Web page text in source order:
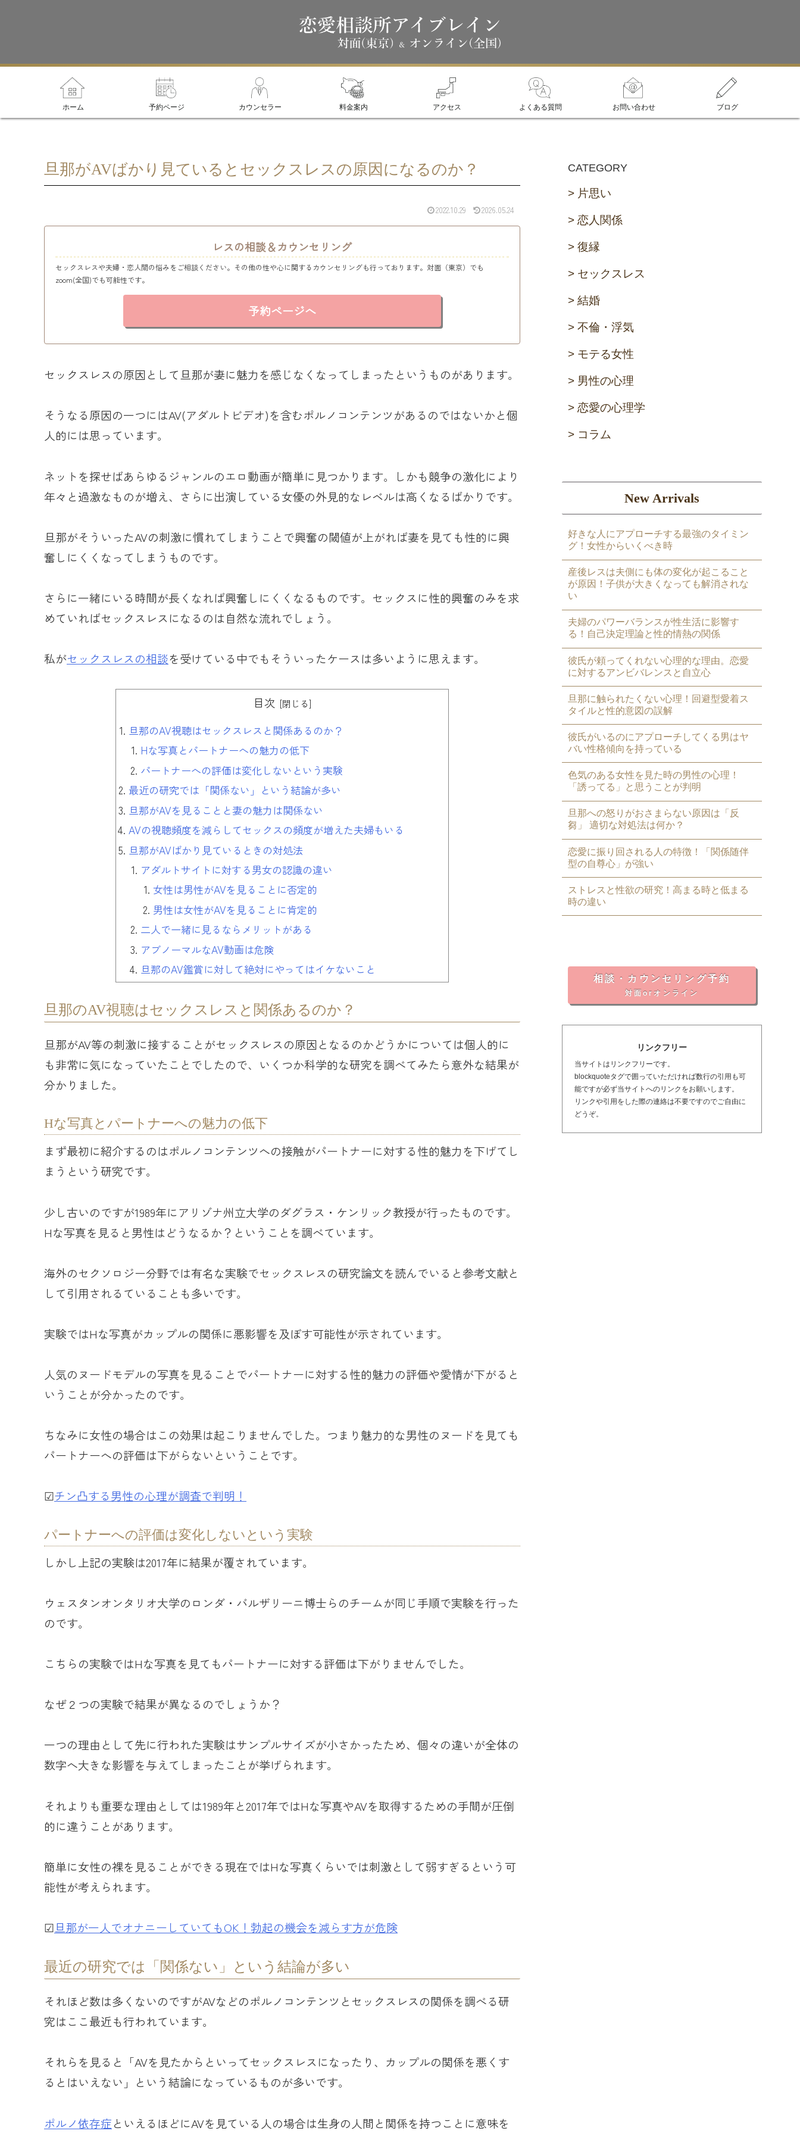
ホーム 予約ページ カウンセラー 料金案内 アクセス よくある質問 お問い合わせ ブログ
旦那がAVばかり見ているとセックスレスの原因になるのか？
2022.10.29 2026.05.24
レスの相談＆カウンセリング
セックスレスや夫婦・恋人間の悩みをご相談ください。その他の性や心に関するカウンセリングも行っております。対面（東京）でも
zoom(全国)でも可能性です。
予約ページへ
セックスレスの原因として旦那が妻に魅力を感じなくなってしまったというものがあります。
そうなる原因の一つにはAV(アダルトビデオ)を含むポルノコンテンツがあるのではないかと個
人的には思っています。
ネットを探せばあらゆるジャンルのエロ動画が簡単に見つかります。しかも競争の激化により
年々と過激なものが増え、さらに出演している女優の外見的なレベルは高くなるばかりです。
旦那がそういったAVの刺激に慣れてしまうことで興奮の閾値が上がれば妻を見ても性的に興
奮しにくくなってしまうものです。
さらに一緒にいる時間が長くなれば興奮しにくくなるものです。セックスに性的興奮のみを求
めていればセックスレスになるのは自然な流れでしょう。
私がセックスレスの相談を受けている中でもそういったケースは多いように思えます。
目次
旦那のAV視聴はセックスレスと関係あるのか？
Hな写真とパートナーへの魅力の低下
パートナーへの評価は変化しないという実験
最近の研究では「関係ない」という結論が多い
旦那がAVを見ることと妻の魅力は関係ない
AVの視聴頻度を減らしてセックスの頻度が増えた夫婦もいる
旦那がAVばかり見ているときの対処法
アダルトサイトに対する男女の認識の違い
女性は男性がAVを見ることに否定的
男性は女性がAVを見ることに肯定的
二人で一緒に見るならメリットがある
アブノーマルなAV動画は危険
旦那のAV鑑賞に対して絶対にやってはイケないこと
旦那のAV視聴はセックスレスと関係あるのか？
旦那がAV等の刺激に接することがセックスレスの原因となるのかどうかについては個人的に
も非常に気になっていたことでしたので、いくつか科学的な研究を調べてみたら意外な結果が
分かりました。
Hな写真とパートナーへの魅力の低下
まず最初に紹介するのはポルノコンテンツへの接触がパートナーに対する性的魅力を下げてし
まうという研究です。
少し古いのですが1989年にアリゾナ州立大学のダグラス・ケンリック教授が行ったものです。
Hな写真を見ると男性はどうなるか？ということを調べています。
海外のセクソロジー分野では有名な実験でセックスレスの研究論文を読んでいると参考文献と
して引用されるていることも多いです。
実験ではHな写真がカップルの関係に悪影響を及ぼす可能性が示されています。
人気のヌードモデルの写真を見ることでパートナーに対する性的魅力の評価や愛情が下がると
いうことが分かったのです。
ちなみに女性の場合はこの効果は起こりませんでした。つまり魅力的な男性のヌードを見ても
パートナーへの評価は下がらないということです。
☑︎チン凸する男性の心理が調査で判明！
パートナーへの評価は変化しないという実験
しかし上記の実験は2017年に結果が覆されています。
ウェスタンオンタリオ大学のロンダ・バルザリーニ博士らのチームが同じ手順で実験を行った
のです。
こちらの実験ではHな写真を見てもパートナーに対する評価は下がりませんでした。
なぜ２つの実験で結果が異なるのでしょうか？
一つの理由として先に行われた実験はサンプルサイズが小さかったため、個々の違いが全体の
数字へ大きな影響を与えてしまったことが挙げられます。
それよりも重要な理由としては1989年と2017年ではHな写真やAVを取得するための手間が圧倒
的に違うことがあります。
簡単に女性の裸を見ることができる現在ではHな写真くらいでは刺激として弱すぎるという可
能性が考えられます。
☑︎旦那が一人でオナニーしていてもOK！勃起の機会を減らす方が危険
最近の研究では「関係ない」という結論が多い
それほど数は多くないのですがAVなどのポルノコンテンツとセックスレスの関係を調べる研
究はここ最近も行われています。
それらを見ると「AVを見たからといってセックスレスになったり、カップルの関係を悪くす
るとはいえない」という結論になっているものが多いです。
ポルノ依存症といえるほどにAVを見ている人の場合は生身の人間と関係を持つことに意味を
CATEGORY
片思い
恋人関係
復縁
セックスレス
結婚
不倫・浮気
モテる女性
男性の心理
恋愛の心理学
コラム
New Arrivals
好きな人にアプローチする最強のタイミン
グ！女性からいくべき時
産後レスは夫側にも体の変化が起こること
が原因！子供が大きくなっても解消されな
い
夫婦のパワーバランスが性生活に影響す
る！自己決定理論と性的情熱の関係
彼氏が頼ってくれない心理的な理由。恋愛
に対するアンビバレンスと自立心
旦那に触られたくない心理！回避型愛着ス
タイルと性的意図の誤解
彼氏がいるのにアプローチしてくる男はヤ
バい性格傾向を持っている
色気のある女性を見た時の男性の心理！
「誘ってる」と思うことが判明
旦那への怒りがおさまらない原因は「反
芻」 適切な対処法は何か？
恋愛に振り回される人の特徴！「関係随伴
型の自尊心」が強い
ストレスと性欲の研究！高まる時と低まる
時の違い
相談・カウンセリング予約
対面orオンライン
リンクフリー
当サイトはリンクフリーです。
blockquoteタグで囲っていただければ数行の引用も可
能ですが必ず当サイトへのリンクをお願いします。
リンクや引用をした際の連絡は不要ですのでご自由に
どうぞ。